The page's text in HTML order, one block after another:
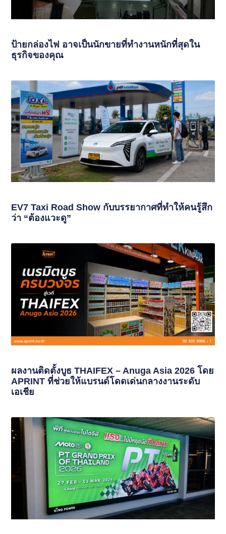
ป้ายกล่องไฟ อาจเป็นนักขายที่ทำงานหนักที่สุดใน
ธุรกิจของคุณ
EV7 Taxi Road Show กับบรรยากาศที่ทำให้คนรู้สึก
ว่า “ต้องแวะดู”
ผลงานติดตั้งบูธ THAIFEX – Anuga Asia 2026 โดย
APRINT ที่ช่วยให้แบรนด์โดดเด่นกลางงานระดับ
เอเชีย